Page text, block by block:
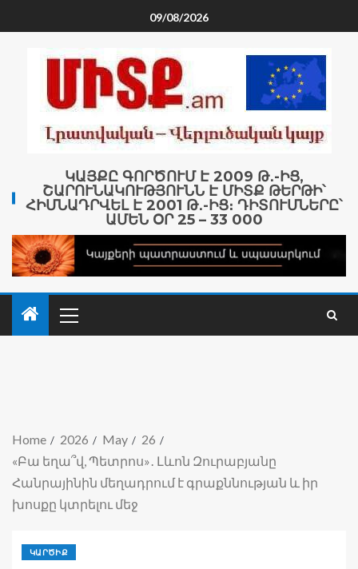
09/08/2026
ԿԱՅՔԸ ԳՈՐԾՈՒՄ Է 2009 Թ․-ԻՑ,
ՇԱՐՈՒՆԱԿՈՒԹՅՈՒՆՆ Է ՄԻՏՔ ԹԵՐԹԻ՝
ՀԻՄՆԱԴՐՎԵԼ Է 2001 Թ․-ԻՑ։ ԴԻՏՈՒՄՆԵՐԸ՝
ԱՄԵՆ ՕՐ 25 – 33 000
Home 2026 May
26
«Բա եղա՞վ, Պետրոս»․ Լևոն Զուրաբյանը
Հանրայինին մեղադրում է գրաքննության և իր
խոսքը կտրելու մեջ
ԿԱՐԾԻՔ